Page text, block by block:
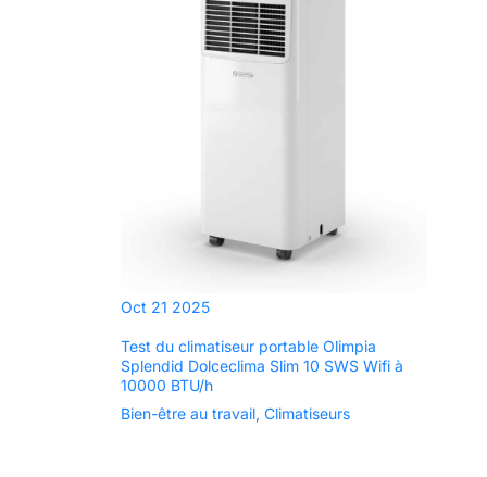
Oct 21 2025
Test du climatiseur portable Olimpia
Splendid Dolceclima Slim 10 SWS Wifi à
10000 BTU/h
Bien-être au travail, Climatiseurs